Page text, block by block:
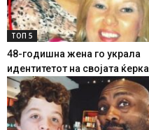
ТОП 5
48-годишна жена го украла
идентитетот на својата ќерка